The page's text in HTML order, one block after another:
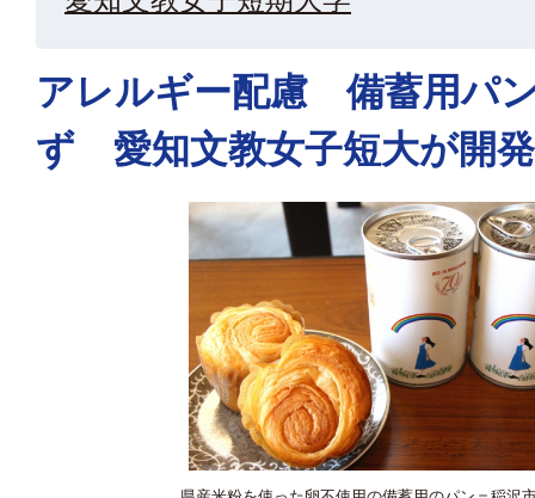
アレルギー配慮 備蓄用パ
ず 愛知文教女子短大が開発